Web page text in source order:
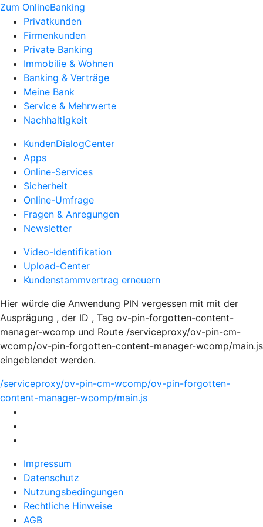
Zum OnlineBanking
Privatkunden
Firmenkunden
Private Banking
Immobilie & Wohnen
Banking & Verträge
Meine Bank
Service & Mehrwerte
Nachhaltigkeit
KundenDialogCenter
Apps
Online-Services
Sicherheit
Online-Umfrage
Fragen & Anregungen
Newsletter
Video-Identifikation
Upload-Center
Kundenstammvertrag erneuern
Hier würde die Anwendung PIN vergessen mit mit der
Ausprägung , der ID , Tag ov-pin-forgotten-content-
manager-wcomp und Route /serviceproxy/ov-pin-cm-
wcomp/ov-pin-forgotten-content-manager-wcomp/main.js
eingeblendet werden.
/serviceproxy/ov-pin-cm-wcomp/ov-pin-forgotten-
content-manager-wcomp/main.js
Impressum
Datenschutz
Nutzungsbedingungen
Rechtliche Hinweise
AGB